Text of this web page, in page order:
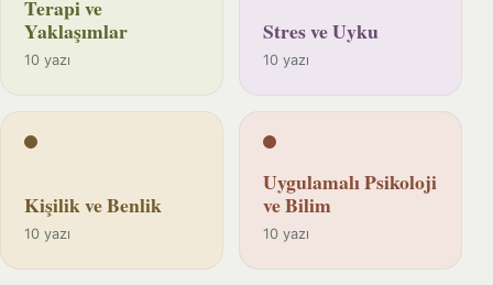
Terapi ve
Yaklaşımlar
10 yazı
Stres ve Uyku
10 yazı
Kişilik ve Benlik
10 yazı
Uygulamalı Psikoloji
ve Bilim
10 yazı